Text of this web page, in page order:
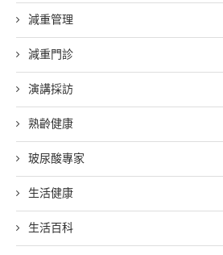
減重管理
減重門診
演講採訪
熟齡健康
玻尿酸專家
生活健康
生活百科